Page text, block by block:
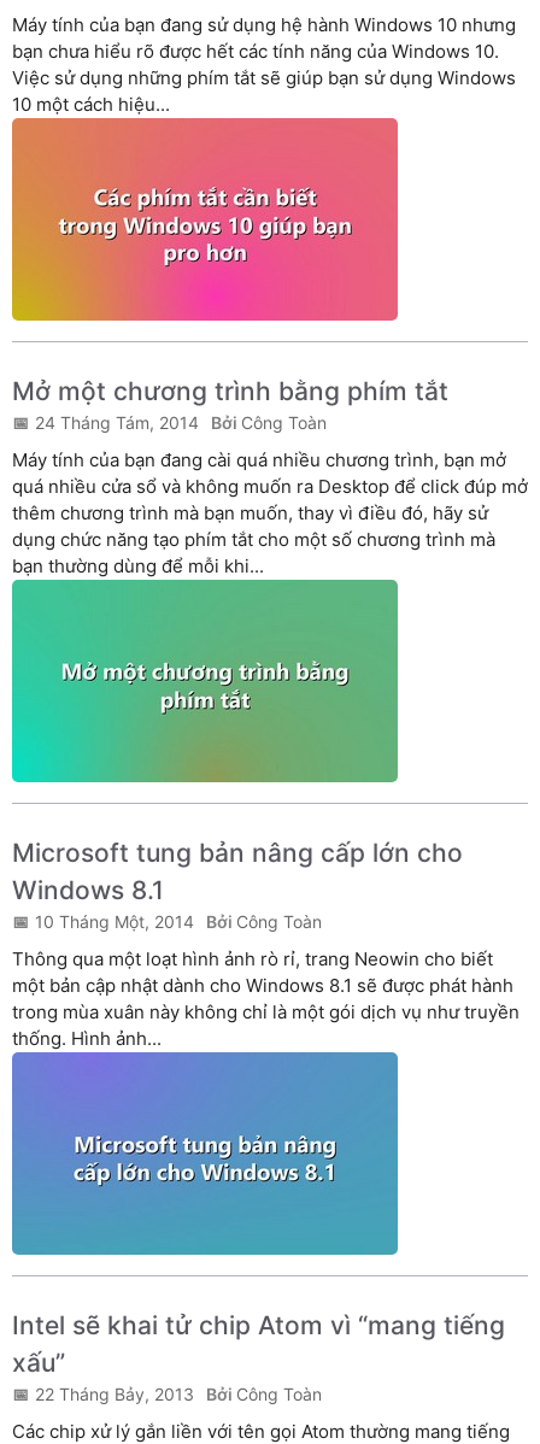
Máy tính của bạn đang sử dụng hệ hành Windows 10 nhưng
bạn chưa hiểu rõ được hết các tính năng của Windows 10.
Việc sử dụng những phím tắt sẽ giúp bạn sử dụng Windows
10 một cách hiệu...
Mở một chương trình bằng phím tắt
24 Tháng Tám, 2014 Công Toàn
Máy tính của bạn đang cài quá nhiều chương trình, bạn mở
quá nhiều cửa sổ và không muốn ra Desktop để click đúp mở
thêm chương trình mà bạn muốn, thay vì điều đó, hãy sử
dụng chức năng tạo phím tắt cho một số chương trình mà
bạn thường dùng để mỗi khi...
Microsoft tung bản nâng cấp lớn cho
Windows 8.1
10 Tháng Một, 2014 Công Toàn
Thông qua một loạt hình ảnh rò rỉ, trang Neowin cho biết
một bản cập nhật dành cho Windows 8.1 sẽ được phát hành
trong mùa xuân này không chỉ là một gói dịch vụ như truyền
thống. Hình ảnh...
Intel sẽ khai tử chip Atom vì “mang tiếng
xấu”
22 Tháng Bảy, 2013 Công Toàn
Các chip xử lý gắn liền với tên gọi Atom thường mang tiếng